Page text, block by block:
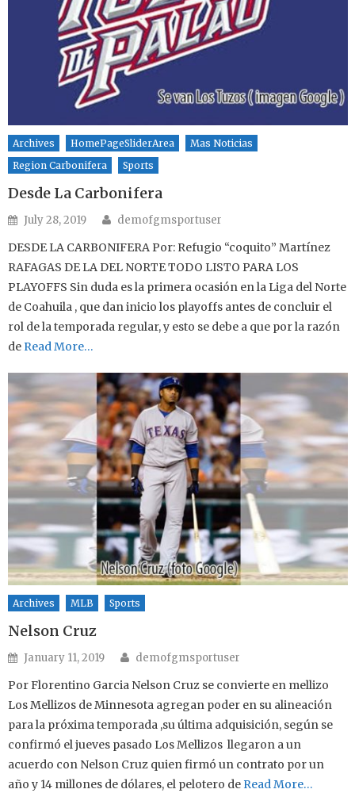
Archives HomePageSliderArea
Mas Noticias
Region Carbonifera
Sports
Desde La Carbonifera
Posted on
July 28, 2019 Author
demofgmsportuser
DESDE LA CARBONIFERA Por: Refugio “coquito” Martínez
RAFAGAS DE LA DEL NORTE TODO LISTO PARA LOS
PLAYOFFS Sin duda es la primera ocasión en la Liga del Norte
de Coahuila , que dan inicio los playoffs antes de concluir el
rol de la temporada regular, y esto se debe a que por la razón
de Read More…
Archives MLB Sports
Nelson Cruz
Posted on
January 11, 2019 Author
demofgmsportuser
Por Florentino Garcia Nelson Cruz se convierte en mellizo
Los Mellizos de Minnesota agregan poder en su alineación
para la próxima temporada ,su última adquisición, según se
confirmó el jueves pasado Los Mellizos llegaron a un
acuerdo con Nelson Cruz quien firmó un contrato por un
año y 14 millones de dólares, el pelotero de Read More…